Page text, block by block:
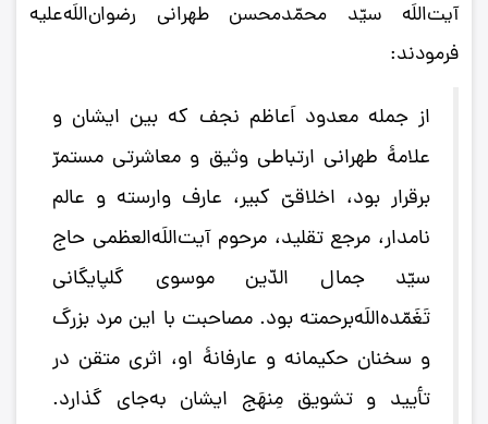
آیت‌اللَه سیّد محمّدمحسن طهرانی رضوان‌اللَه‌علیه
فرمودند:
از جمله معدود اَعاظم نجف که بین ایشان و
علامۀ طهرانی ارتباطی وثیق و معاشرتی مستمرّ
برقرار بود، اخلاقیّ کبیر، عارف وارسته و عالم
نامدار، مرجع تقلید، مرحوم آیت‌اللَه‌العظمی حاج
سیّد جمال‌ الدّین موسوی گلپایگانی
تَغَمّده‌اللَه‌برحمته بود. مصاحبت با این مرد بزرگ
و سخنان حکیمانه و عارفانۀ او، اثری متقن در
تأیید و تشویق مِنهَج ایشان به‌جای گذارد.